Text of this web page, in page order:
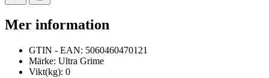
Mer information
GTIN - EAN: 5060460470121
Märke: Ultra Grime
Vikt(kg): 0